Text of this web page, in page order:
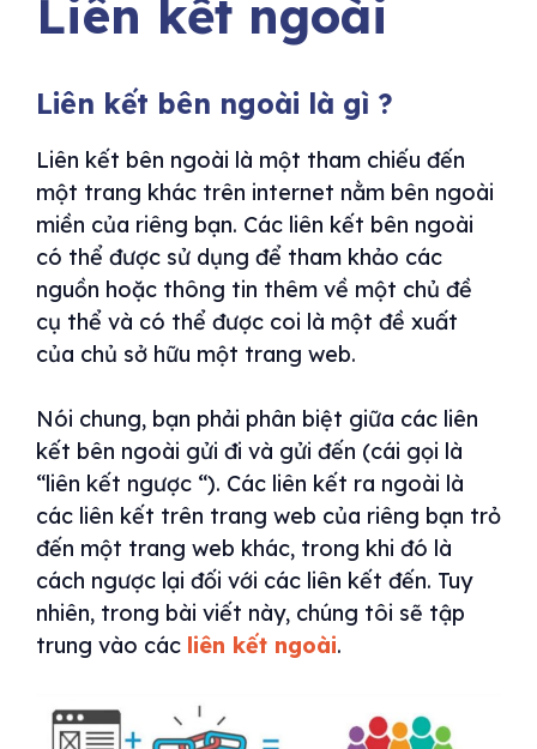
Liên kết ngoài
Liên kết bên ngoài là gì ?
Liên kết bên ngoài là một tham chiếu đến
một trang khác trên internet nằm bên ngoài
miền của riêng bạn. Các liên kết bên ngoài
có thể được sử dụng để tham khảo các
nguồn hoặc thông tin thêm về một chủ đề
cụ thể và có thể được coi là một đề xuất
của chủ sở hữu một trang web.
Nói chung, bạn phải phân biệt giữa các liên
kết bên ngoài gửi đi và gửi đến (cái gọi là
“liên kết ngược “). Các liên kết ra ngoài là
các liên kết trên trang web của riêng bạn trỏ
đến một trang web khác, trong khi đó là
cách ngược lại đối với các liên kết đến. Tuy
nhiên, trong bài viết này, chúng tôi sẽ tập
trung vào các liên kết ngoài.